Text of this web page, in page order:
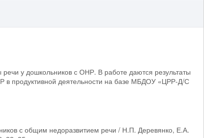
речи у дошкольников с ОНР. В работе даются результаты
в продуктивной деятельности на базе МБДОУ «ЦРР-Д/С
с общим недоразвитием речи / Н.П. Деревянко, Е.А.